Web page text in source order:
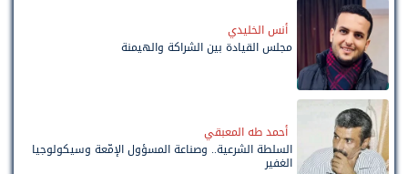
أنس الخليدي
مجلس القيادة بين الشراكة والهيمنة
أحمد طه المعبقي
السلطة الشرعية.. وصناعة المسؤول الإمّعة وسيكولوجيا
الغفير